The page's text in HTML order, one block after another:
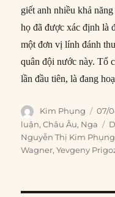
giết anh nhiều khả
họ đã được xác định là
một đơn vị lính đánh
quân đội nước này. Tổ
lần đầu tiên, là đang
Author
Kim Phụng
on
07/
luận,Châu Âu, Nga
Nguyễn Thị Kim Phụng
Wagner,Yevgeny